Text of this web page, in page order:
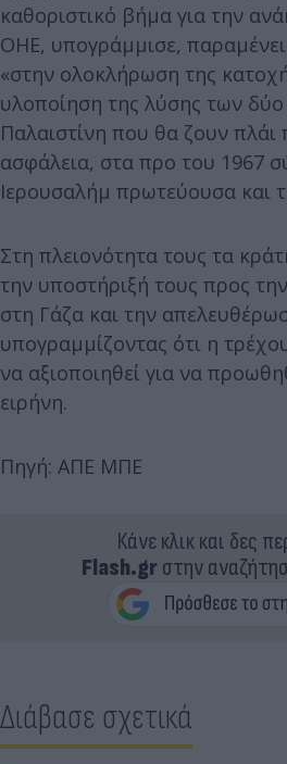
καθοριστικό βήμα για την
ΟΗΕ, υπογράμμισε,
«στην ολοκλήρωση της
υλοποίηση της λύσης των δύο
Παλαιστίνη που θα ζουν πλάι
ασφάλεια, στα προ του 1967
Ιερουσαλήμ πρωτεύουσα και
Στη πλειονότητα τους τα
την υποστήριξή τους προς
στη Γάζα και την
υπογραμμίζοντας ότι η
να αξιοποιηθεί για να
ειρήνη.
Πηγή: ΑΠΕ ΜΠΕ
Κάνε κλικ και δες
Flash.grστην
Διάβασε σχετικά